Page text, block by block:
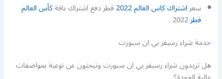
سعراشتراك كاس العالم 2022 قطر دفع اشتراك باقةكأس العالم
قطر2022 .
خدمة شراء رسيفر بي ان سبورت
هل تريدون شراء رسيفر بي ان سبورت وتبحثون عن نوعية بمواصفات